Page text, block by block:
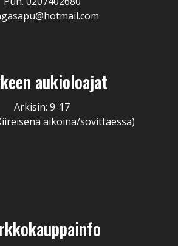
aukioloajat
Arkisin: 9-17
aikoina/sovittaessa)